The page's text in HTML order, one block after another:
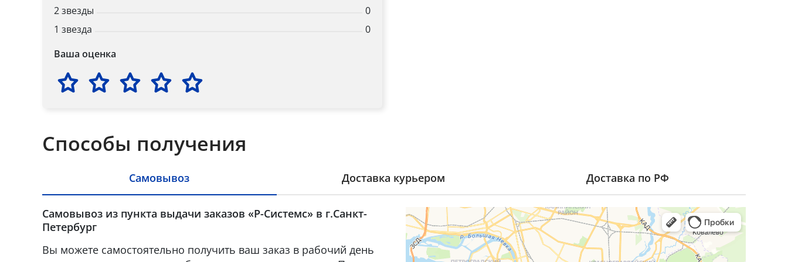
2 звезды
0
1 звезда
0
Ваша оценка
Способы получения
Самовывоз Доставка курьером Доставка по РФ
Самовывоз из пункта выдачи заказов «Р-Системс» в г.Санкт-
Петербург
Вы можете самостоятельно получить ваш заказ в рабочий день